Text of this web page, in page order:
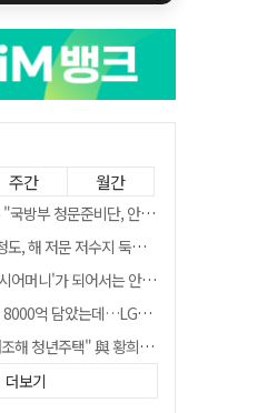
주간 월간
문준비단, 안규백 탈영 알고있었다"
문 저수지 둑에 군수가 서 있었다
머니'가 되어서는 안된다
는데…LG이노텍 목표주가는 왜 엇갈릴까
택" 與 황희…'딸 학비는 年 4200만원'
스 영주점, 7일 영업 재개…지하 1층만 운영
더보기